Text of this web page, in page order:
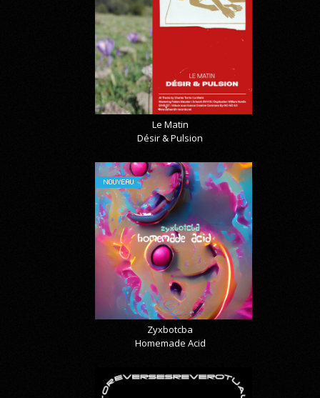
Le Matin
Désir & Pulsion
NOUVEAU
Zyxbotcba
Homemade Acid